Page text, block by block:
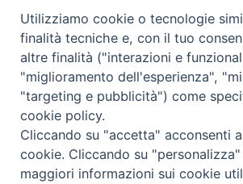
Scrivici
Copyright © 2019 - Tutti i
Trentina Editrice
Utilizziamo cookie o tecnologie
finalità tecniche e, con il tuo
altre finalità ("interazioni e
"miglioramento dell'esperienza",
"targeting e pubblicità") come
cookie policy.
Cliccando su "accetta" acconsenti
cookie. Cliccando su
maggiori informazioni sui cookie